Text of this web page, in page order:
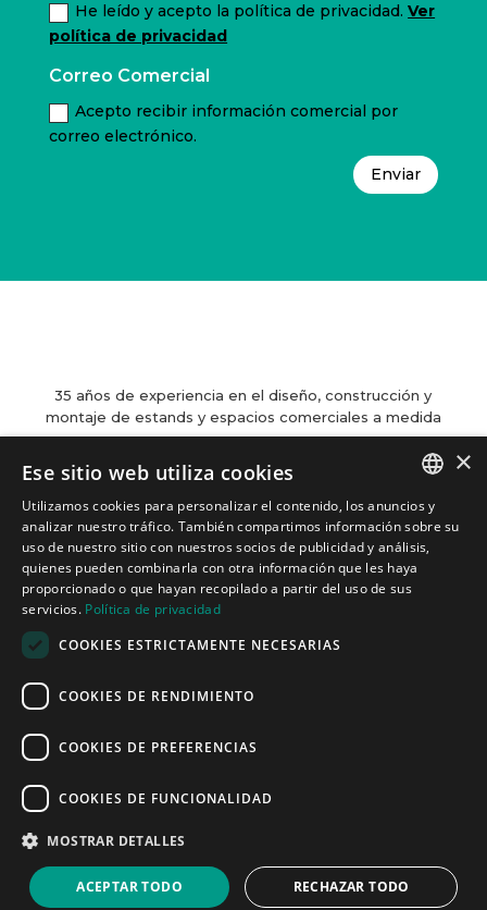
He leído y acepto la política de privacidad.Ver
política de privacidad
Correo Comercial
Acepto recibir información comercial por
correo electrónico.
Enviar
35 años de experiencia en el diseño, construcción y
montaje de estands y espacios comerciales a medida
Contacto
Carrer de Martí l’Humà, 4-6-8, Local 7-B,
08850 Gavà, Barcelona
informacion@cotacreativa.com
  
Estands de diseño
Servicios
Política de cookies
SPANISH
CATALAN
×
Ese sitio web utiliza cookies
Utilizamos cookies para personalizar el contenido, los anuncios y
analizar nuestro tráfico. También compartimos información sobre su
uso de nuestro sitio con nuestros socios de publicidad y análisis,
quienes pueden combinarla con otra información que les haya
proporcionado o que hayan recopilado a partir del uso de sus
servicios. Política de privacidad
COOKIES ESTRICTAMENTE NECESARIAS
COOKIES DE RENDIMIENTO
COOKIES DE PREFERENCIAS
COOKIES DE FUNCIONALIDAD
MOSTRAR DETALLES
ACEPTAR TODO RECHAZAR TODO